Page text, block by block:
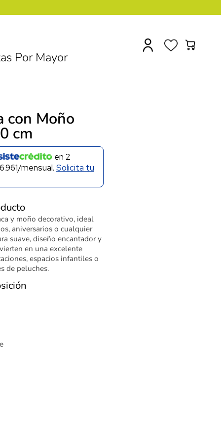
Por Mayor
0
con Moño
cm
en 2
mensual. Solicita tu
y moño decorativo, ideal
aniversarios o cualquier
suave, diseño encantador y
en una excelente
espacios infantiles o
de peluches.